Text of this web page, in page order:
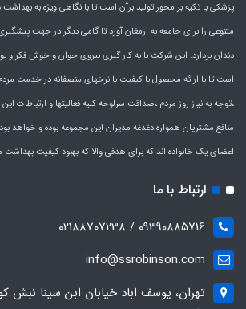
پزشکی با تکیه بر محور تولید برآن است تا با نگاهی ویژه به
متنوعی را برای جامعه به ارمغان آورد تا گامی دیگر در جهت
دندان بردارد. این شرکت با به کار گیری نیروی جوان و خوش فکر و
است تا با ارائه محصول با کیفیت با نرخهای منصفانه در خدمت
،توجه به نیاز روز مردم ،صداقت سرلوحه کلیه فعالیتها و ارتباطات
منافع مشتریان همواره دغدغه مدیران این مجموعه بوده و خواهد
اعضای یک خانواده اند که برای هدفی والا که بهبود کیفیت
ارتباط با ما
09390885716 / 02188707238
info@ssrobinson.com